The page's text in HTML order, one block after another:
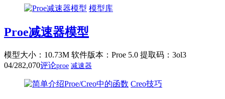
模型库
Proe减速器模型
模型大小：10.73M 软件版本：Proe 5.0 提取码：3ol3
04/282,070评论proe 减速器
Creo技巧